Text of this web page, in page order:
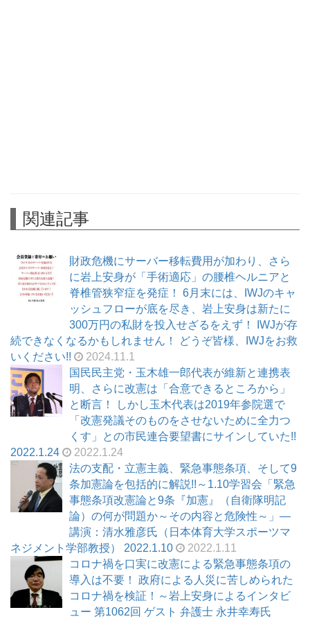
関連記事
財政危機にサーバー移転費用が加わり、さら
に岩上安身が「手術適応」の腰椎ヘルニアと
脊椎管狭窄症を発症！ 6月末には、IWJのキャ
ッシュフローが底を尽き、岩上安身は新たに
300万円の私財を投入せざるをえず！ IWJが存
続できなくなるかもしれません！ どうぞ皆様、IWJをお救
いください!!
2024.11.1
国民民主党・玉木雄一郎代表が維新と連携表
明、さらに改憲は「合意できるところから」
と断言！ しかし玉木代表は2019年参院選で
「改憲発議そのものをさせないために全力つ
くす」との市民連合要望書にサインしていた!!
2022.1.24
2022.1.24
法の支配・立憲主義、緊急事態条項、そして9
条加憲論を包括的に解説!!～1.10学習会「緊急
事態条項改憲論と9条『加憲』（自衛隊明記
論）の何が問題か～その内容と危険性～」―
講演：清水雅彦氏（日本体育大学スポーツマ
ネジメント学部教授） 2022.1.10
2022.1.11
コロナ禍を口実に改憲による緊急事態条項の
導入は不要！ 政府による人災に苦しめられた
コロナ禍を検証！～岩上安身によるインタビ
ュー 第1062回 ゲスト 弁護士 永井幸寿氏